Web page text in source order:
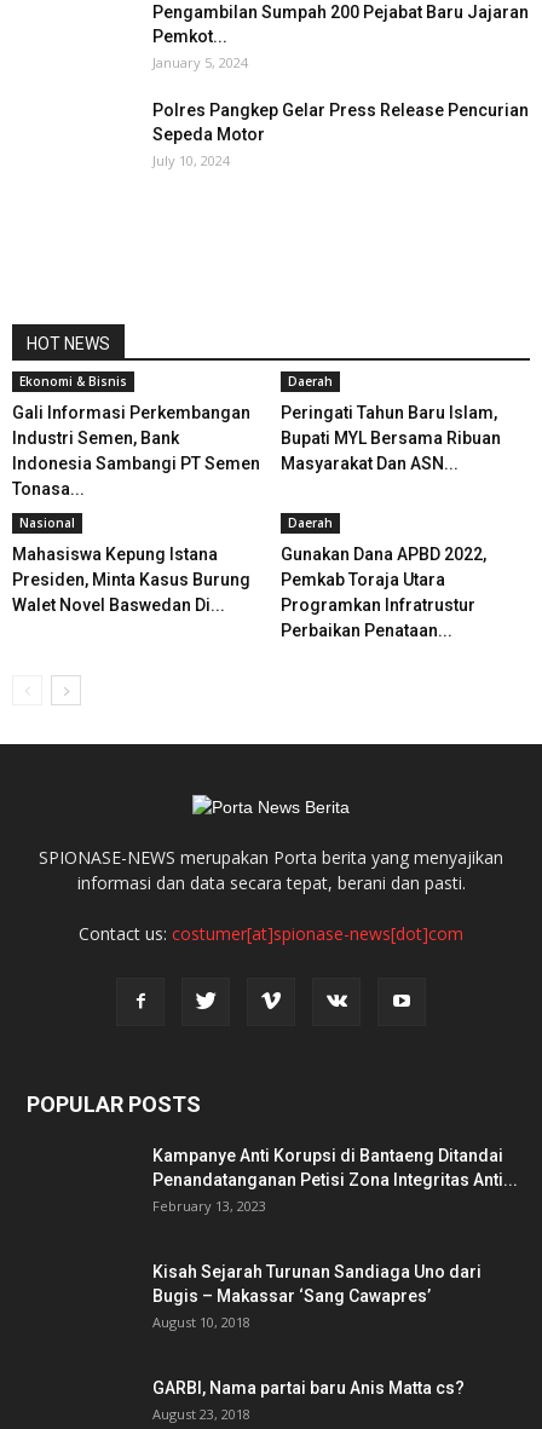
Pengambilan Sumpah 200 Pejabat Baru Jajaran
Pemkot...
January 5, 2024
Polres Pangkep Gelar Press Release Pencurian
Sepeda Motor
July 10, 2024
HOT NEWS
Ekonomi & Bisnis
Gali Informasi Perkembangan
Industri Semen, Bank
Indonesia Sambangi PT Semen
Tonasa...
Daerah
Peringati Tahun Baru Islam,
Bupati MYL Bersama Ribuan
Masyarakat Dan ASN...
Nasional
Mahasiswa Kepung Istana
Presiden, Minta Kasus Burung
Walet Novel Baswedan Di...
Daerah
Gunakan Dana APBD 2022,
Pemkab Toraja Utara
Programkan Infratrustur
Perbaikan Penataan...
SPIONASE-NEWS merupakan Porta berita yang menyajikan
informasi dan data secara tepat, berani dan pasti.
Contact us: costumer[at]spionase-news[dot]com
POPULAR POSTS
Kampanye Anti Korupsi di Bantaeng Ditandai
Penandatanganan Petisi Zona Integritas Anti...
February 13, 2023
Kisah Sejarah Turunan Sandiaga Uno dari
Bugis – Makassar ‘Sang Cawapres’
August 10, 2018
GARBI, Nama partai baru Anis Matta cs?
August 23, 2018